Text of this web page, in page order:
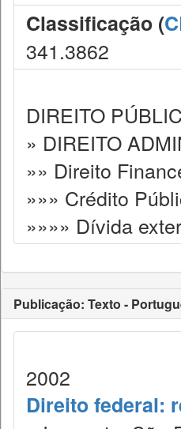
Classificação (
341.3862
DIREITO
» DIREITO
»» Direito
»»» Crédito
»»»» Dívida
Publicação: Texto -
2002
Direito federal: